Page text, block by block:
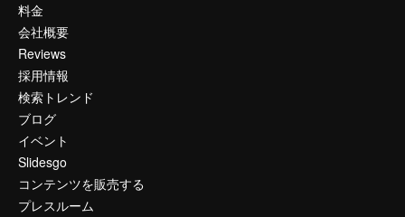
料金
会社概要
Reviews
採用情報
検索トレンド
ブログ
イベント
Slidesgo
コンテンツを販売する
プレスルーム